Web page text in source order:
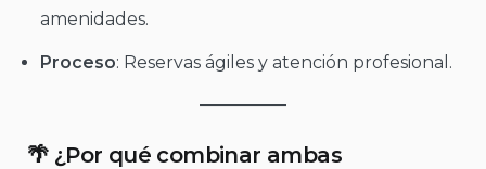
amenidades.
Proceso: Reservas ágiles y atención profesional.
🌴 ¿Por qué combinar ambas